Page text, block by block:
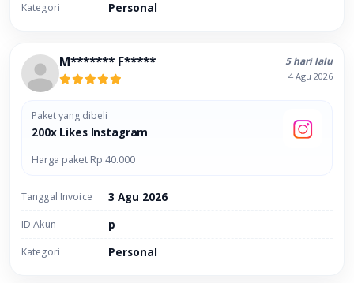
Kategori Personal
M******* F***** 5 hari lalu
4 Agu 2026
Paket yang dibeli
200x Likes Instagram
Harga paket Rp 40.000
Tanggal Invoice 3 Agu 2026
ID Akun p
Kategori Personal